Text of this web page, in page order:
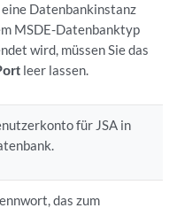
Datenbankinstanz
MSDE-Datenbanktyp
wird, müssen Sie das
leer lassen.
für JSA in
das zum